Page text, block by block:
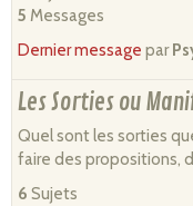
5 Messages
Dernier message par
Les Sorties ou
Quel sont les sorties
faire des propositions,
6 Sujets